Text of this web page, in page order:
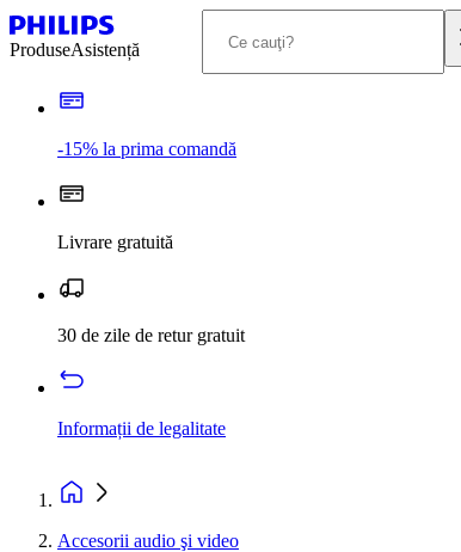
ProduseAsistență
-15% la prima comandă
Livrare gratuită
30 de zile de retur gratuit
Informații de legalitate
Accesorii audio şi video